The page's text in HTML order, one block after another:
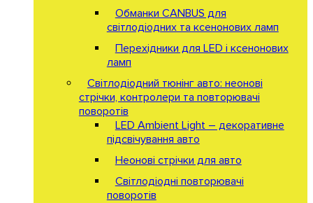
Обманки CANBUS для
світлодіодних та ксенонових ламп
Перехідники для LED і ксенонових
ламп
Світлодіодний тюнінг авто: неонові
стрічки, контролери та повторювачі
поворотів
LED Ambient Light – декоративне
підсвічування авто
Неонові стрічки для авто
Світлодіодні повторювачі
поворотів